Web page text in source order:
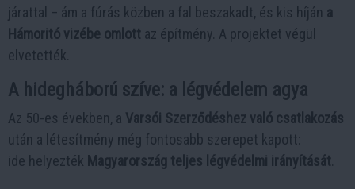
járattal – ám a fúrás közben a fal beszakadt, és kis híján a
Hámoritó vizébe omlott az építmény. A projektet végül
elvetették.
A hidegháború szíve: a légvédelem agya
Az 50-es években, a Varsói Szerződéshez való csatlakozás
után a létesítmény még fontosabb szerepet kapott:
ide helyezték Magyarország teljes légvédelmi irányítását